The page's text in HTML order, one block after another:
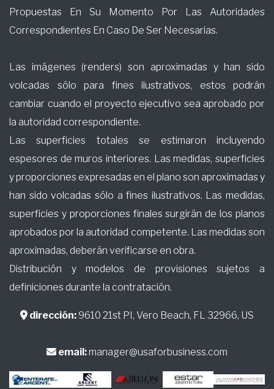
Propuestas En Su Momento Por Las Autoridades
Correspondientes En Caso De Ser Necesarias.
Las imágenes (renders) son aproximadas y han sido
volcadas sólo para fines ilustrativos, estos podrán
cambiar cuando el proyecto ejecutivo sea aprobado por
la autoridad correspondiente.
Las superficies totales se estimaron incluyendo
espesores de muros interiores. Las medidas, superficies
y proporciones expresadas en el plano son aproximadas y
han sido volcadas sólo a fines ilustrativos. Las medidas,
superficies y proporciones finales surgirán de los planos
aprobados por la autoridad competente. Las medidas son
aproximadas, deberán verificarse en obra.
Distribución y modelos de provisiones sujetos a
definiciones durante la contratación.
dirección: 9610 21st PI, Vero Beach, FL 32966, US
email:manager@usaforbusiness.com